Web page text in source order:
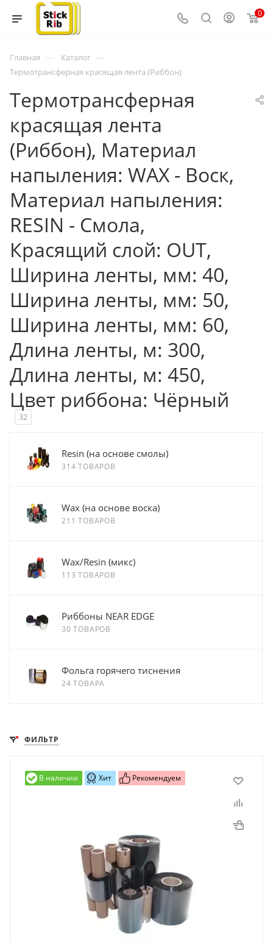
0
Главная — Каталог —
Термотрансферная красящая лента (Риббон)
Термотрансферная
красящая лента
(Риббон), Материал
напыления: WAX - Воск,
Материал напыления:
RESIN - Смола,
Красящий слой: OUT,
Ширина ленты, мм: 40,
Ширина ленты, мм: 50,
Ширина ленты, мм: 60,
Длина ленты, м: 300,
Длина ленты, м: 450,
Цвет риббона: Чёрный
32
Resin (на основе смолы)
314 ТОВАРОВ
Wax (на основе воска)
211 ТОВАРОВ
Wax/Resin (микс)
113 ТОВАРОВ
Риббоны NEAR EDGE
30 ТОВАРОВ
Фольга горячего тиснения
24 ТОВАРА
ФИЛЬТР
В наличии Хит Рекомендуем